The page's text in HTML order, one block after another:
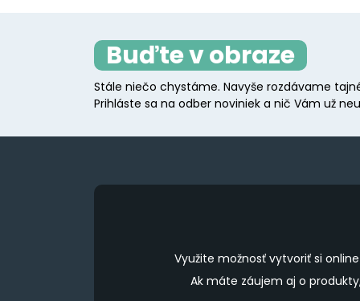
options
may
be
on
product
Buďte v obraze
Stále niečo chystáme. Navyše rozdávame
Prihláste sa na odber noviniek a nič Vám už
Využite možnosť vytvoriť si
Ak máte záujem aj o